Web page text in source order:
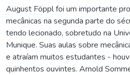
August Föppl foi um importante
mecânicas na segunda parte do
tendo lecionado, sobretudo na
Munique. Suas aulas sobre
e atraíam muitos estudantes -
quinhentos ouvintes. Arnold